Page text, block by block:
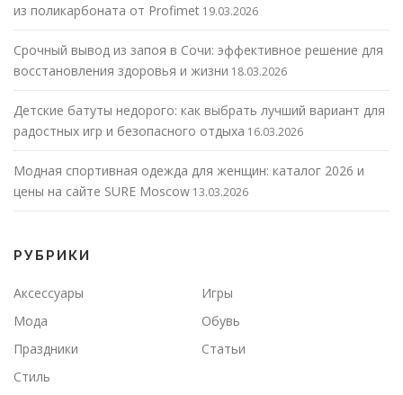
из поликарбоната от Profimet 19.03.2026
Срочный вывод из запоя в Сочи: эффективное решение для
восстановления здоровья и жизни 18.03.2026
Детские батуты недорого: как выбрать лучший вариант для
радостных игр и безопасного отдыха 16.03.2026
Модная спортивная одежда для женщин: каталог 2026 и
цены на сайте SURE Moscow 13.03.2026
РУБРИКИ
Аксессуары
Игры
Мода
Обувь
Праздники
Статьи
Стиль